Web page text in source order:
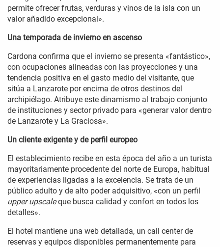
permite ofrecer frutas, verduras y vinos de la isla con un
valor añadido excepcional».
Una temporada de invierno en ascenso
Cardona confirma que el invierno se presenta «fantástico»,
con ocupaciones alineadas con las proyecciones y una
tendencia positiva en el gasto medio del visitante, que
sitúa a Lanzarote por encima de otros destinos del
archipiélago. Atribuye este dinamismo al trabajo conjunto
de instituciones y sector privado para «generar valor dentro
de Lanzarote y La Graciosa».
Un cliente exigente y de perfil europeo
El establecimiento recibe en esta época del año a un turista
mayoritariamente procedente del norte de Europa, habitual
de experiencias ligadas a la excelencia. Se trata de un
público adulto y de alto poder adquisitivo, «con un perfil
upper upscaleque busca calidad y confort en todos los
detalles».
El hotel mantiene una web detallada, un call center de
reservas y equipos disponibles permanentemente para